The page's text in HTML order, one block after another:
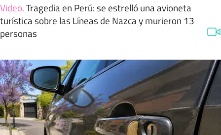
Video.Tragedia en Perú: se estrelló una avioneta
turística sobre las Líneas de Nazca y murieron 13
personas